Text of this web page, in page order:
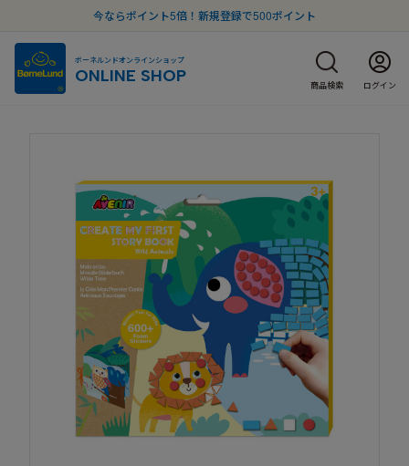
今ならポイント5倍！新規登録で500ポイント
ボーネルンドオンラインショップ
ONLINE SHOP 商品検索 ログイン